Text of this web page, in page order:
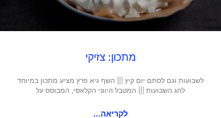
מתכון: צזיקי
לשבועות וגם לסתם יום קיץ ||| השף גיא פרץ מציע מתכון במיוחד
לחג השבועות ||| המטבל היווני הקלאסי, המבוסס על
לקריאה...